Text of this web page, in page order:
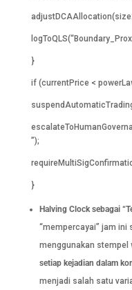
adjustDCAAllocation(size:
}
if (currentPrice <
”);
}
Halving Clock sebagai
“mempercayai” jam ini
menggunakan stempel
setiap kejadian dalam
menjadi salah satu